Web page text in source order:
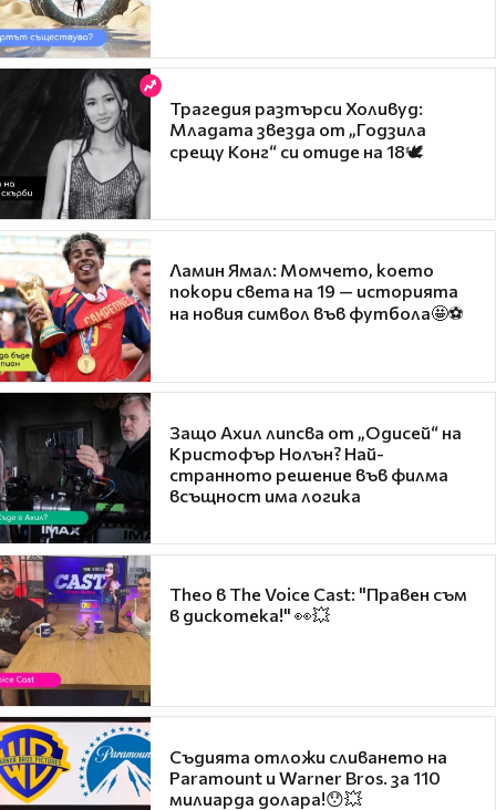
Трагедия разтърси Холивуд:
Младата звезда от „Годзила
срещу Конг“ си отиде на 18🕊️
Ламин Ямал: Момчето, което
покори света на 19 — историята
на новия символ във футбола🤩⚽
Защо Ахил липсва от „Одисей“ на
Кристофър Нолън? Най-
странното решение във филма
всъщност има логика
Theo в The Voice Cast: "Правен съм
в дискотека!" 👀💥
Съдията отложи сливането на
Paramount и Warner Bros. за 110
милиарда долара!😯💥